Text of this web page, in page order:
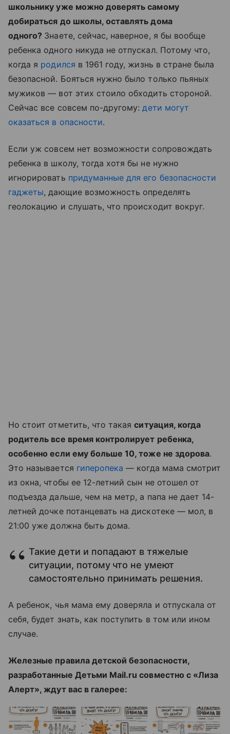
школьнику уже можно доверять самому
добираться до школы, оставлять дома
одного? Знаете, сейчас, наверное, я бы вообще
ребенка одного никуда не отпускал. Потому что,
когда я родился в 1961 году, жизнь в стране была
безопасной. Бояться нужно было только пьяных
мужиков — вот этих стоило обходить стороной.
Сейчас все совсем по-другому:дети могут
оказаться в опасности.
Если уж совсем нет возможности сопровождать
ребенка в школу, тогда хотя бы не нужно
игнорировать придуманные для его безопасности
гаджеты, дающие возможность определять
геолокацию и слушать, что происходит вокруг.
Но стоит отметить, что такаяситуация, когда
родитель все время контролирует ребенка,
особенно если ему больше 10, тоже не здорова.
Это называется гиперопека — когда мама смотрит
из окна, чтобы ее 12-летний сын не отошел от
подъезда дальше, чем на метр, а папа не дает 14-
летней дочке потанцевать на дискотеке — мол, в
21:00 уже должна быть дома.
Такие дети и попадают в тяжелые
ситуации, потому что не умеют
самостоятельно принимать решения.
А ребенок, чья мама ему доверяла и отпускала от
себя, будет знать, как поступить в том или ином
случае.
Железные правила детской безопасности,
разработанные Детьми Mail.ru совместно с «Лиза
Алерт», ждут вас в галерее: